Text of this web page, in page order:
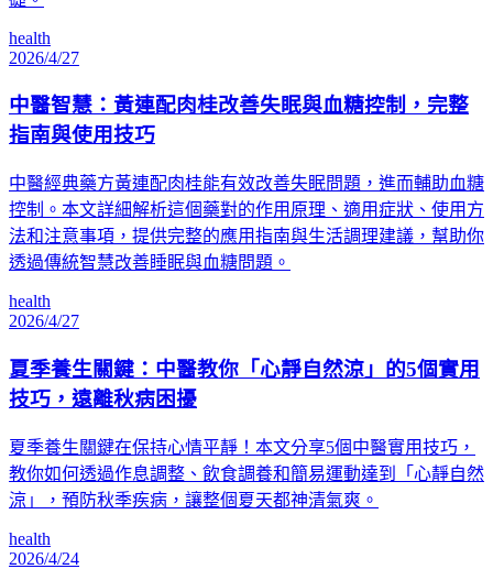
health
2026/4/27
中醫智慧：黃連配肉桂改善失眠與血糖控制，完整
指南與使用技巧
中醫經典藥方黃連配肉桂能有效改善失眠問題，進而輔助血糖
控制。本文詳細解析這個藥對的作用原理、適用症狀、使用方
法和注意事項，提供完整的應用指南與生活調理建議，幫助你
透過傳統智慧改善睡眠與血糖問題。
health
2026/4/27
夏季養生關鍵：中醫教你「心靜自然涼」的5個實用
技巧，遠離秋病困擾
夏季養生關鍵在保持心情平靜！本文分享5個中醫實用技巧，
教你如何透過作息調整、飲食調養和簡易運動達到「心靜自然
涼」，預防秋季疾病，讓整個夏天都神清氣爽。
health
2026/4/24